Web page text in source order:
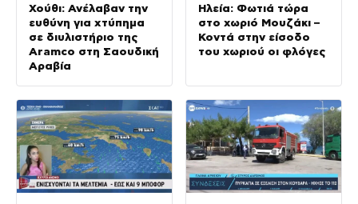
Χούθι: Ανέλαβαν την
ευθύνη για χτύπημα
σε διυλιστήριο της
Aramco στη Σαουδική
Αραβία
Ηλεία: Φωτιά τώρα
στο χωριό Μουζάκι –
Κοντά στην είσοδο
του χωριού οι φλόγες